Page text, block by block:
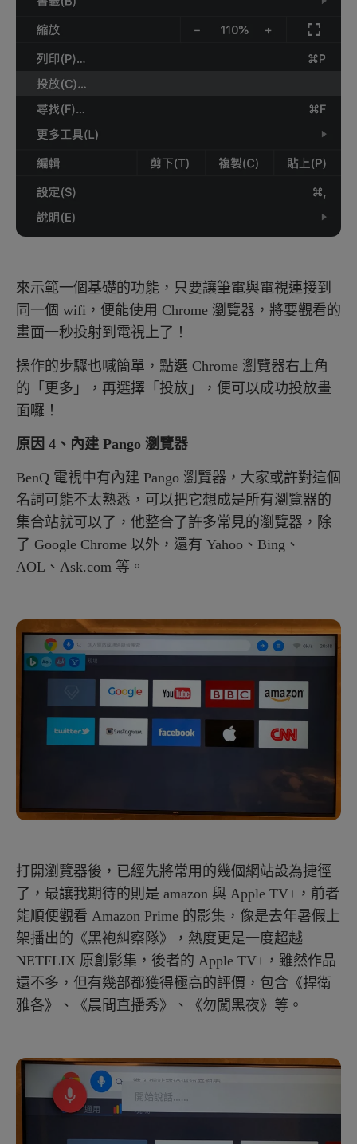
來示範一個基礎的功能，只要讓筆電與電視連接到
同一個 wifi，便能使用 Chrome 瀏覽器，將要觀看的
畫面一秒投射到電視上了！
操作的步驟也喊簡單，點選 Chrome 瀏覽器右上角
的「更多」，再選擇「投放」，便可以成功投放畫
面囉！
原因 4、內建 Pango 瀏覽器
BenQ 電視中有內建 Pango 瀏覽器，大家或許對這個
名詞可能不太熟悉，可以把它想成是所有瀏覽器的
集合站就可以了，他整合了許多常見的瀏覽器，除
了 Google Chrome 以外，還有 Yahoo、Bing、
AOL、Ask.com 等。
打開瀏覽器後，已經先將常用的幾個網站設為捷徑
了，最讓我期待的則是 amazon 與 Apple TV+，前者
能順便觀看 Amazon Prime 的影集，像是去年暑假上
架播出的《黑袍糾察隊》，熱度更是一度超越
NETFLIX 原創影集，後者的 Apple TV+，雖然作品
還不多，但有幾部都獲得極高的評價，包含《捍衛
雅各》、《晨間直播秀》、《勿闖黑夜》等。